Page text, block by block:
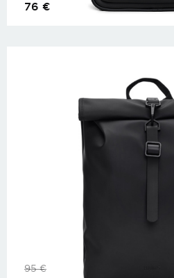
76 €
95€